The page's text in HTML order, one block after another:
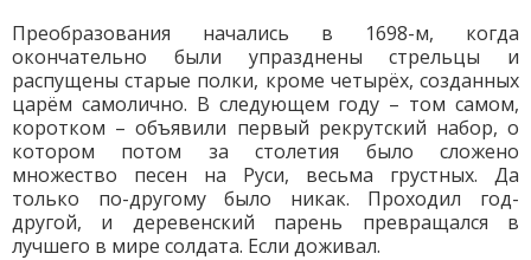
Преобразования начались в 1698-м, когда
окончательно были упразднены стрельцы и
распущены старые полки, кроме четырёх, созданных
царём самолично. В следующем году – том самом,
коротком – объявили первый рекрутский набор, о
котором потом за столетия было сложено
множество песен на Руси, весьма грустных. Да
только по-другому было никак. Проходил год-
другой, и деревенский парень превращался в
лучшего в мире солдата. Если доживал.